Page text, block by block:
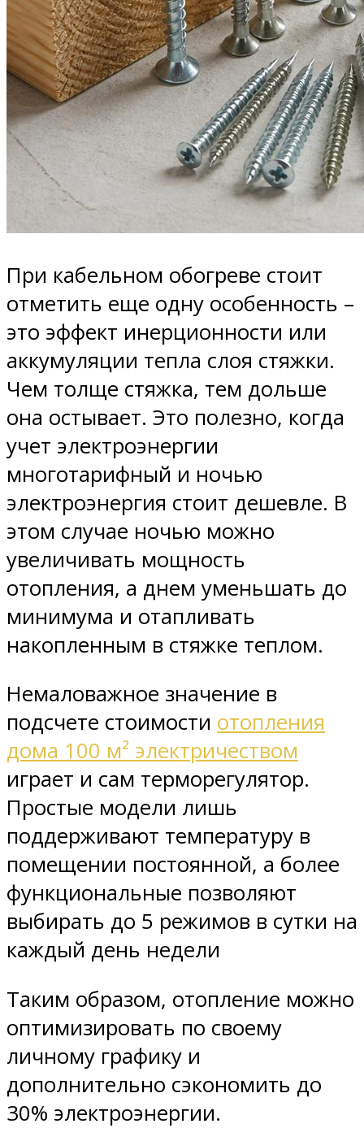
При кабельном обогреве стоит
отметить еще одну особенность –
это эффект инерционности или
аккумуляции тепла слоя стяжки.
Чем толще стяжка, тем дольше
она остывает. Это полезно, когда
учет электроэнергии
многотарифный и ночью
электроэнергия стоит дешевле. В
этом случае ночью можно
увеличивать мощность
отопления, а днем уменьшать до
минимума и отапливать
накопленным в стяжке теплом.
Немаловажное значение в
подсчете стоимости отопления
дома 100 м² электричеством
играет и сам терморегулятор.
Простые модели лишь
поддерживают температуру в
помещении постоянной, а более
функциональные позволяют
выбирать до 5 режимов в сутки на
каждый день недели
Таким образом, отопление можно
оптимизировать по своему
личному графику и
дополнительно сэкономить до
30% электроэнергии.